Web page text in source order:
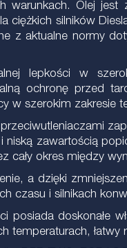
warunkach. Olej
ciężkich silników
z aktualne normy
lepkości w
ochronę przed
w szerokim
zawartością
cały okres między
a dzięki
czasu i silnikach
doskonałe
temperaturach,